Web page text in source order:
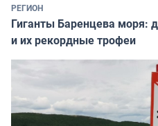
РЕГИОН
Гиганты Баренцева моря:
и их рекордные трофеи